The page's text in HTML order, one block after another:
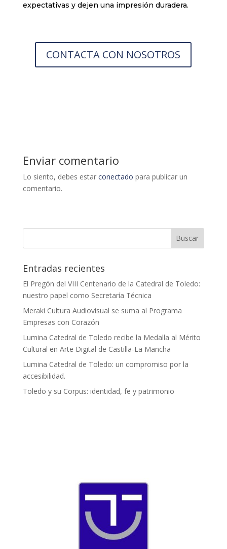
expectativas y dejen una impresión duradera.
CONTACTA CON NOSOTROS
Enviar comentario
Lo siento, debes estar conectado para publicar un
comentario.
Entradas recientes
El Pregón del VIII Centenario de la Catedral de Toledo:
nuestro papel como Secretaría Técnica
Meraki Cultura Audiovisual se suma al Programa
Empresas con Corazón
Lumina Catedral de Toledo recibe la Medalla al Mérito
Cultural en Arte Digital de Castilla-La Mancha
Lumina Catedral de Toledo: un compromiso por la
accesibilidad.
Toledo y su Corpus: identidad, fe y patrimonio